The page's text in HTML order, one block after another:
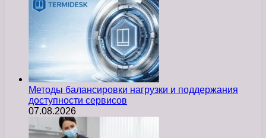
Методы балансировки нагрузки и поддержания
доступности сервисов
07.08.2026